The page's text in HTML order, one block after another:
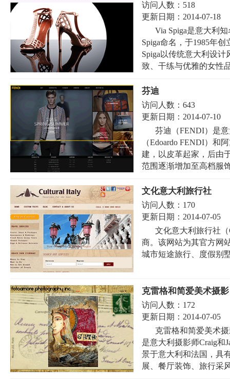
访问人数： 518
更新日期： 2014-07-18
Via Spiga是意大利
Spiga命名，于1985年
Spiga以传统意大利设
致、干练与优雅的女性
芬迪
访问人数： 643
更新日期： 2014-07-10
芬迪（FENDI）是
（Edoardo FENDI）和
建，以皮革起家，后由
范围逐渐增加至高档服
文化意大利旅行社
访问人数： 170
更新日期： 2014-07-05
文化意大利旅行社
商。该网站为其官方网
城市短途旅行、度假别
克雷格和简爱美术摄影
访问人数： 172
更新日期： 2014-07-05
克雷格和简爱美术摄
是意大利摄影师Craig和
景于意大利和法国，具
展、餐厅装饰、旅行采